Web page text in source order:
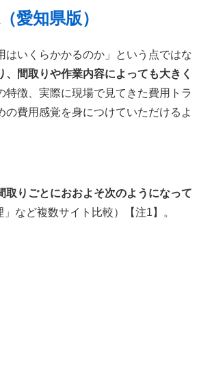
愛知県版）
いくらかかるのか」という点ではな
間取りや作業内容によっても大きく
徴、実際に現場で見てきた費用トラ
費用感覚を身につけていただけるよ
りごとにおおよそ次のようになって
など複数サイト比較）【注1】。